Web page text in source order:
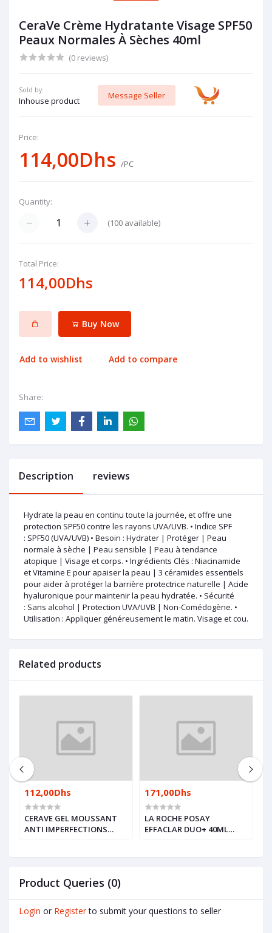
CeraVe Crème Hydratante Visage SPF50
Peaux Normales À Sèches 40ml
(0 reviews)
Sold by:
Inhouse product
Message Seller
Price:
114,00Dhs /PC
Quantity:
(100 available)
Total Price:
114,00Dhs
Buy Now
Add to wishlist Add to compare
Share:
Description reviews
Hydrate la peau en continu toute la journée, et offre une
protection SPF50 contre les rayons UVA/UVB. • Indice SPF
: SPF50 (UVA/UVB) • Besoin : Hydrater | Protéger | Peau
normale à sèche | Peau sensible | Peau à tendance
atopique | Visage et corps. • Ingrédients Clés : Niacinamide
et Vitamine E pour apaiser la peau | 3 céramides essentiels
pour aider à protéger la barrière protectrice naturelle | Acide
hyaluronique pour maintenir la peau hydratée. • Sécurité
: Sans alcohol | Protection UVA/UVB | Non-Comédogène. •
Utilisation : Appliquer généreusement le matin. Visage et cou.
Related products
112,00Dhs
CERAVE GEL MOUSSANT
ANTI IMPERFECTIONS
171,00Dhs
LA ROCHE POSAY
EFFACLAR DUO+ 40ML
Product Queries (0)
Login or Register to submit your questions to seller